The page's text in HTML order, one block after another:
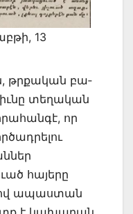
13
թրքական բա­
տեղական
որ
հայերը
ապաս­­տան